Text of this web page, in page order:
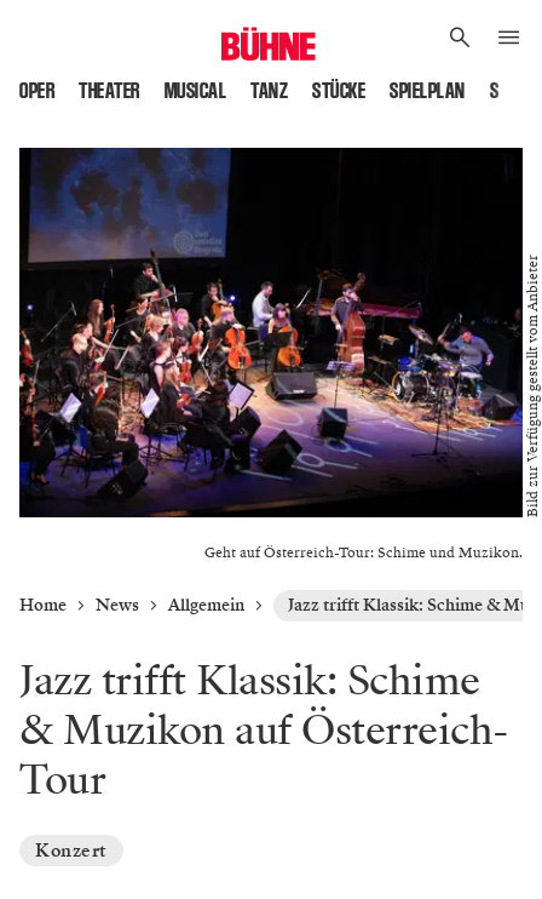
OPER THEATER MUSICAL TANZ STÜCKE SPIELPLAN
Geht auf Österreich-Tour: Schime und Muzikon.
Bild zur Verfügung gestellt vom Anbieter
Home News Allgemein Jazz trifft Klassik: Schime &
Jazz trifft Klassik: Schime
& Muzikon auf Österreich-
Tour
Konzert